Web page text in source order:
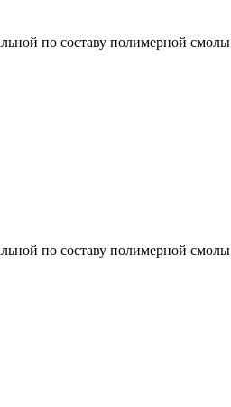
по составу полимерной смолы
по составу полимерной смолы